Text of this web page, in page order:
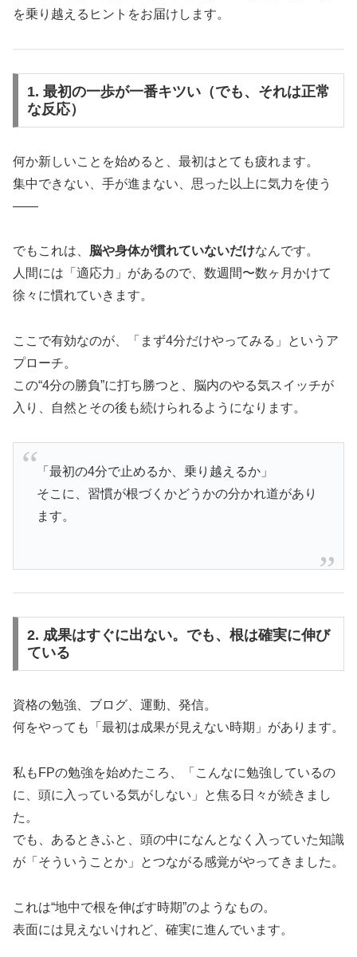
を乗り越えるヒントをお届けします。
1. 最初の一歩が一番キツい（でも、それは正常
な反応）
何か新しいことを始めると、最初はとても疲れます。
集中できない、手が進まない、思った以上に気力を使う
――
でもこれは、 脳や身体が慣れていないだけなんです。
人間には「適応力」があるので、数週間〜数ヶ月かけて
徐々に慣れていきます。
ここで有効なのが、「まず4分だけやってみる」というア
プローチ。
この“4分の勝負”に打ち勝つと、脳内のやる気スイッチが
入り、自然とその後も続けられるようになります。
「最初の4分で止めるか、乗り越えるか」
そこに、習慣が根づくかどうかの分かれ道があり
ます。
2. 成果はすぐに出ない。でも、根は確実に伸び
ている
資格の勉強、ブログ、運動、発信。
何をやっても「最初は成果が見えない時期」があります。
私もFPの勉強を始めたころ、「こんなに勉強しているの
に、頭に入っている気がしない」と焦る日々が続きまし
た。
でも、あるときふと、頭の中になんとなく入っていた知識
が「そういうことか」とつながる感覚がやってきました。
これは“地中で根を伸ばす時期”のようなもの。
表面には見えないけれど、確実に進んでいます。